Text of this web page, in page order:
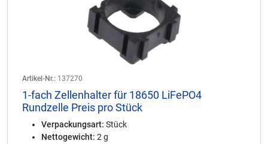
Artikel-Nr.: 137270
1-fach Zellenhalter für 18650 LiFePO4
Rundzelle Preis pro Stück
Verpackungsart: Stück
Nettogewicht: 2 g